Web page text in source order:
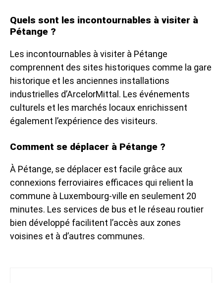
Quels sont les incontournables à visiter à
Pétange ?
Les incontournables à visiter à Pétange
comprennent des sites historiques comme la gare
historique et les anciennes installations
industrielles d’ArcelorMittal. Les événements
culturels et les marchés locaux enrichissent
également l’expérience des visiteurs.
Comment se déplacer à Pétange ?
À Pétange, se déplacer est facile grâce aux
connexions ferroviaires efficaces qui relient la
commune à Luxembourg-ville en seulement 20
minutes. Les services de bus et le réseau routier
bien développé facilitent l’accès aux zones
voisines et à d’autres communes.